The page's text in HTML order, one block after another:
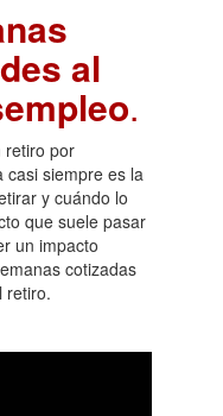
al
.
retiro por
siempre es la
y cuándo lo
que suele pasar
un impacto
cotizadas
retiro.